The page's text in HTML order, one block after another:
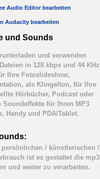
Audio Editor bearbeiten
Audacity bearbeiten
und Sounds
und verwenden
in 128 kbps und 44 KHz
Ihre Fotoslideshow,
als Klingelton, für Ihre
Hörbücher, Podcast oder
für Ihren MP3
Handy und PDA/Tablet.
persönlichen / künstlerischen /
ist es gestattet die mp3
und weiter zu verarbeiten.